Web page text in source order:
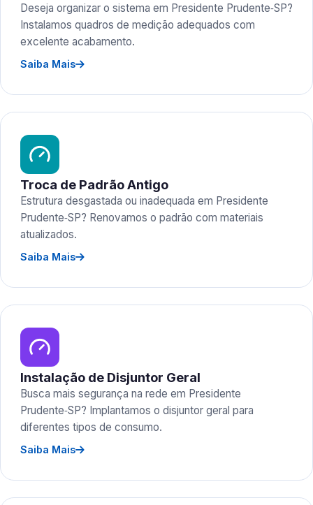
Deseja organizar o sistema em Presidente Prudente‑SP?
Instalamos quadros de medição adequados com
excelente acabamento.
Saiba Mais
Troca de Padrão Antigo
Estrutura desgastada ou inadequada em Presidente
Prudente‑SP? Renovamos o padrão com materiais
atualizados.
Saiba Mais
Instalação de Disjuntor Geral
Busca mais segurança na rede em Presidente
Prudente‑SP? Implantamos o disjuntor geral para
diferentes tipos de consumo.
Saiba Mais